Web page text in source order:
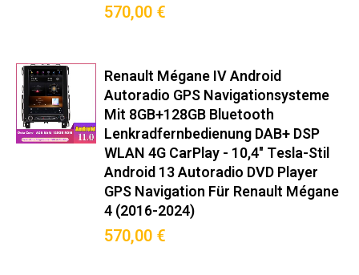
570,00 €
Renault Mégane IV Android
Autoradio GPS Navigationsysteme
Mit 8GB+128GB Bluetooth
Lenkradfernbedienung DAB+ DSP
WLAN 4G CarPlay - 10,4" Tesla-Stil
Android 13 Autoradio DVD Player
GPS Navigation Für Renault Mégane
4 (2016-2024)
570,00 €